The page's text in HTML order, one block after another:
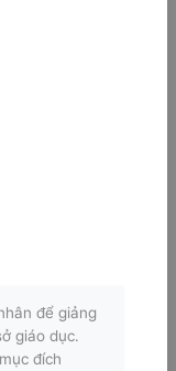
để giảng
giáo dục.
đích